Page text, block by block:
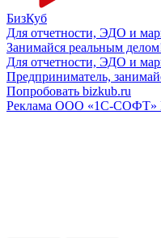
БизКуб
Для отчетности, ЭДО и
Занимайся реальным
Для отчетности, ЭДО и
Предприниматель,
Попробовать bizkub.ru
Реклама ООО «1С-СОФТ»